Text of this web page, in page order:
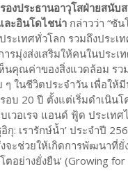
งประธานอาวุโสฝ่ายสนั
ละอินโดไชน่า กล่าวว่า “ซั
ะเทศทั่วโลก รวมถึงประเ
การมุ่งส่งเสริมให้คนในปร
คุณค่าของสิ่งแวดล้อม รว
ในชีวิตประจำวัน เพื่อให้
บ 20 ปี ตั้งแต่เริ่มดำเนินโ
เวอเรจ แอนด์ ฟู้ด ประเท
กุ: เรารักษ์น้ำ’ ประจำปี
จะช่วยให้เกิดการพัฒนาที่
ตอย่างยั่งยืน’ (Growing